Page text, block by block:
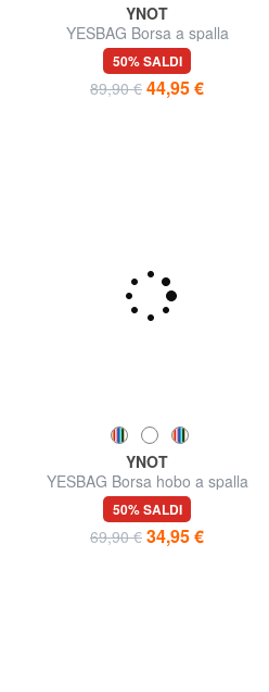
YNOT
YESBAG Borsa a spalla
50% SALDI
89,90 € 44,95 €
YNOT
YESBAG Borsa hobo a spalla
50% SALDI
69,90 € 34,95 €